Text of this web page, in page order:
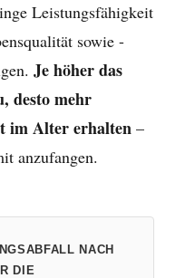
Leistungsfähigkeit
sowie -
Je höher das
desto mehr
im Alter erhalten–
anzufangen.
NACH
DIE